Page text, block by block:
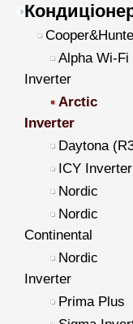
Alpha Wi-Fi
Inverter
Arctic
Inverter
Daytona
ICY Inverter
Nordic
Nordic
Continental
Nordic
Inverter
Prima Plus